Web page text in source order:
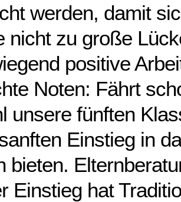
werden, damit
nicht zu große
positive
Noten: Fährt
unsere fünften
Einstieg in
bieten.
Einstieg hat